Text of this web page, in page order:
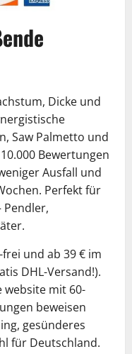
Dicke und
Saw Palmetto und
Bewertungen
Ausfall und
Perfekt für
Pendler,
frei und ab 39 € im
DHL-Versand!).
website mit 60-
beweisen
gesünderes
für Deutschland.